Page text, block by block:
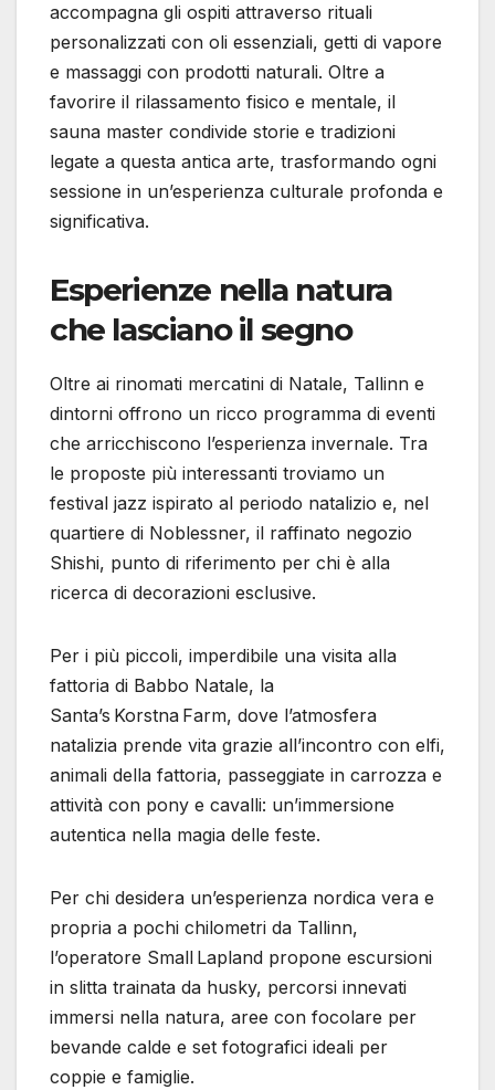
accompagna gli ospiti attraverso rituali
personalizzati con oli essenziali, getti di vapore
e massaggi con prodotti naturali. Oltre a
favorire il rilassamento fisico e mentale, il
sauna master condivide storie e tradizioni
legate a questa antica arte, trasformando ogni
sessione in un’esperienza culturale profonda e
significativa.
Esperienze nella natura
che lasciano il segno
Oltre ai rinomati mercatini di Natale, Tallinn e
dintorni offrono un ricco programma di eventi
che arricchiscono l’esperienza invernale. Tra
le proposte più interessanti troviamo un
festival jazz ispirato al periodo natalizio e, nel
quartiere di Noblessner, il raffinato negozio
Shishi, punto di riferimento per chi è alla
ricerca di decorazioni esclusive.
Per i più piccoli, imperdibile una visita alla
fattoria di Babbo Natale, la
Santa’s Korstna Farm, dove l’atmosfera
natalizia prende vita grazie all’incontro con elfi,
animali della fattoria, passeggiate in carrozza e
attività con pony e cavalli: un’immersione
autentica nella magia delle feste.
Per chi desidera un’esperienza nordica vera e
propria a pochi chilometri da Tallinn,
l’operatore Small Lapland propone escursioni
in slitta trainata da husky, percorsi innevati
immersi nella natura, aree con focolare per
bevande calde e set fotografici ideali per
coppie e famiglie.